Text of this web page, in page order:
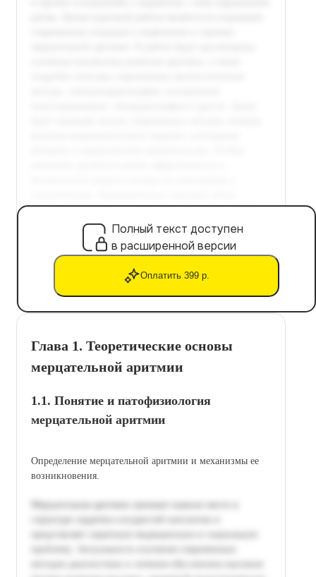
Полный текст доступен
в расширенной версии
Оплатить 399 р.
Глава 1. Теоретические основы
мерцательной аритмии
1.1. Понятие и патофизиология
мерцательной аритмии
Определение мерцательной аритмии и механизмы ее
возникновения.